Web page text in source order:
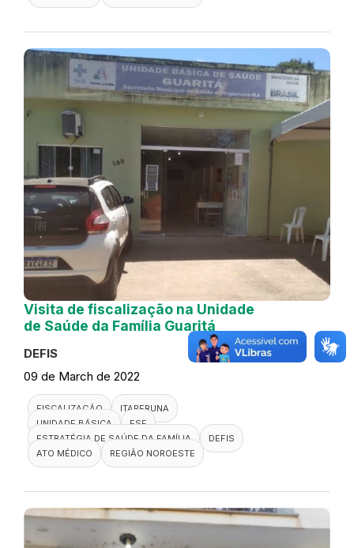
Visita de fiscalização na Unidade
de Saúde da Família Guaritá
DEFIS
09 de March de 2022
FISCALIZAÇÃO
ITAPERUNA
UNIDADE BÁSICA
ESF
ESTRATÉGIA DE SAÚDE DA FAMÍLIA
DEFIS
ATO MÉDICO
REGIÃO NOROESTE